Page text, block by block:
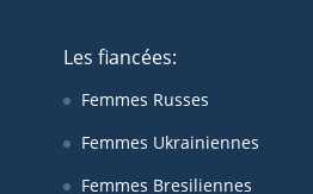
Les fiancées:
Femmes Russes
Femmes Ukrainiennes
Femmes Bresiliennes